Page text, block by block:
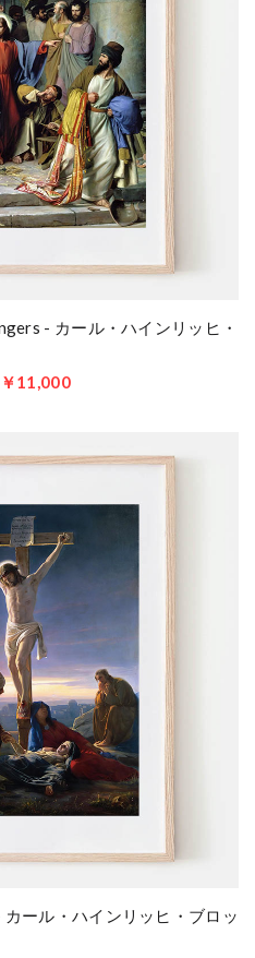
- カール・ハインリッヒ・
11,000
ール・ハインリッヒ・ブロッ